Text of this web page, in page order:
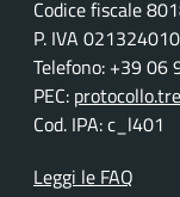
Codice fiscale
P. IVA
Telefono: +39 06
PEC:
Cod. IPA: c_l401
Leggi le FAQ